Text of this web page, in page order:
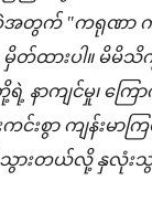
တွက် "ကရုဏာ ကမ္မ
ထားပါ။ မိမိသိ
ကျင်မှု၊ ကြေ
င်းစွာ ကျန်းမာက
ယ်လို့ နှလုံးသွင်း